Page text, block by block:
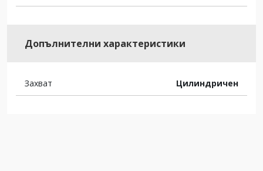
Допълнителни характеристики
Захват Цилиндричен